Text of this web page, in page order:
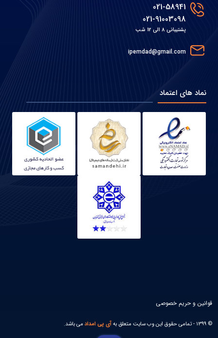
021-58941
021-91003098
پشتیبانی 8 الی 12 شب
ipemdad@gmail.com
نماد های اعتماد
© 1399 - تمامی حقوق این وب سایت متعلق به آی پی امدادمی باشد.
قوانین و حریم خصوصی